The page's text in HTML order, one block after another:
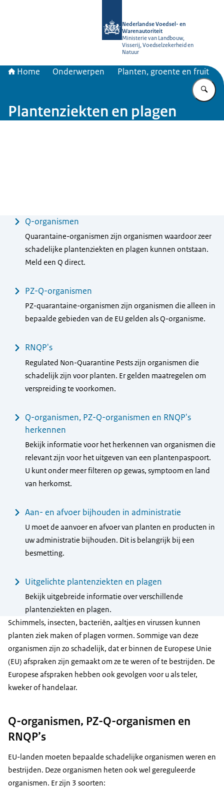
Nederlandse Voedsel- en
Warenautoriteit
Ministerie van Landbouw,
Visserij, Voedselzekerheid en
Natuur
Home Onderwerpen Planten, groente en fruit
Plantenziekten en plagen
MenuQ-organismen
Quarantaine-organismen zijn organismen waardoor zeer
schadelijke plantenziekten en plagen kunnen ontstaan.
Meld een Q direct.
PZ-Q-organismen
PZ-quarantaine-organismen zijn organismen die alleen in
bepaalde gebieden van de EU gelden als Q-organisme.
RNQP's
Regulated Non-Quarantine Pests zijn organismen die
schadelijk zijn voor planten. Er gelden maatregelen om
verspreiding te voorkomen.
Q-organismen, PZ-Q-organismen en RNQP's
herkennen
Bekijk informatie voor het herkennen van organismen die
relevant zijn voor het uitgeven van een plantenpaspoort.
U kunt onder meer filteren op gewas, symptoom en land
van herkomst.
Aan- en afvoer bijhouden in administratie
U moet de aanvoer en afvoer van planten en producten in
uw administratie bijhouden. Dit is belangrijk bij een
besmetting.
Uitgelichte plantenziekten en plagen
Bekijk uitgebreide informatie over verschillende
plantenziekten en plagen.
Schimmels, insecten, bacteriën, aaltjes en virussen kunnen
planten ziek maken of plagen vormen. Sommige van deze
organismen zijn zo schadelijk, dat er binnen de Europese Unie
(EU) afspraken zijn gemaakt om ze te weren of te bestrijden. De
Europese afspraken hebben ook gevolgen voor u als teler,
kweker of handelaar.
Q-organismen, PZ-Q-organismen en
RNQP’s
EU-landen moeten bepaalde schadelijke organismen weren en
bestrijden. Deze organismen heten ook wel gereguleerde
organismen. Er zijn 3 soorten: